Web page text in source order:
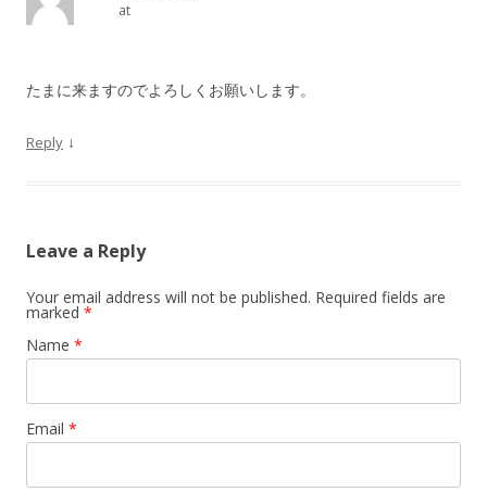
at
たまに来ますのでよろしくお願いします。
Reply ↓
Leave a Reply
Your email address will not be published. Required fields are
marked *
Name *
Email *